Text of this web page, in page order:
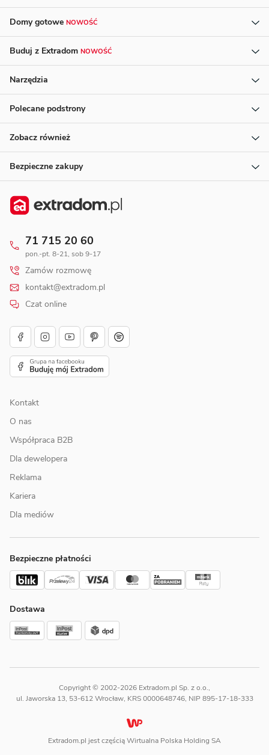
Domy gotowe NOWOŚĆ
Buduj z Extradom NOWOŚĆ
Narzędzia
Polecane podstrony
Zobacz również
Bezpieczne zakupy
71 715 20 60
pon.-pt. 8-21, sob 9-17
Zamów rozmowę
kontakt@extradom.pl
Czat online
Kontakt
O nas
Współpraca B2B
Dla dewelopera
Reklama
Kariera
Dla mediów
Bezpieczne płatności
Dostawa
Copyright © 2002-2026 Extradom.pl Sp. z o.o.,
ul. Jaworska 13, 53-612 Wrocław, KRS 0000648746, NIP 895-17-18-333
Extradom.pl jest częścią Wirtualna Polska Holding SA